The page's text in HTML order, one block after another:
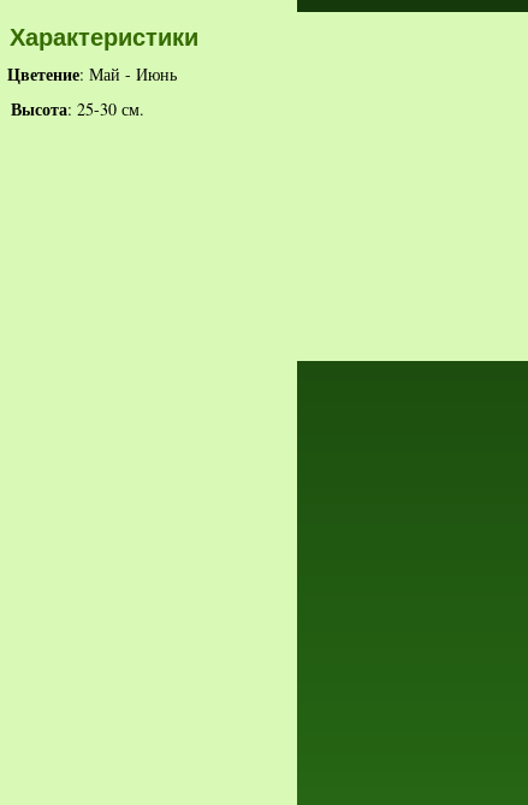
Характеристики
Цветение: Май - Июнь
Высота: 25-30 см.